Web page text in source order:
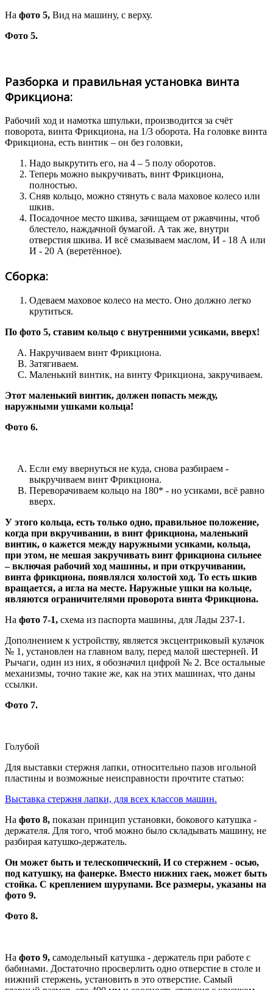
На фото 5, Вид на машину, с верху.
Фото 5.
Разборка и правильная установка винта
Фрикциона:
Рабочий ход и намотка шпульки, производится за счёт
поворота, винта Фрикциона, на 1/3 оборота. На головке винта
Фрикциона, есть винтик – он без головки,
Надо выкрутить его, на 4 – 5 полу оборотов.
Теперь можно выкручивать, винт Фрикциона,
полностью.
Сняв кольцо, можно стянуть с вала маховое колесо или
шкив.
Посадочное место шкива, зачищаем от ржавчины, чтоб
блестело, наждачной бумагой. А так же, внутри
отверстия шкива. И всё смазываем маслом, И - 18 А или
И - 20 А (веретённое).
Сборка:
Одеваем маховое колесо на место. Оно должно легко
крутиться.
По фото 5, ставим кольцо с внутренними усиками, вверх!
Накручиваем винт Фрикциона.
Затягиваем.
Маленький винтик, на винту Фрикциона, закручиваем.
Этот маленький винтик, должен попасть между,
наружными ушками кольца!
Фото 6.
Если ему ввернуться не куда, снова разбираем -
выкручиваем винт Фрикциона.
Переворачиваем кольцо на 180* - но усиками, всё равно
вверх.
У этого кольца, есть только одно, правильное положение,
когда при вкручивании, в винт фрикциона, маленький
винтик, о кажется между наружными усиками, кольца,
при этом, не мешая закручивать винт фрикциона сильнее
– включая рабочий ход машины, и при откручивании,
винта фрикциона, появлялся холостой ход. То есть шкив
вращается, а игла на месте. Наружные ушки на кольце,
являются ограничителями проворота винта Фрикциона.
На фото 7-1, схема из паспорта машины, для Лады 237-1.
Дополнением к устройству, является эксцентриковый кулачок
№ 1, установлен на главном валу, перед малой шестерней. И
Рычаги, один из них, я обозначил цифрой № 2. Все остальные
механизмы, точно такие же, как на этих машинах, что даны
ссылки.
Фото 7.
Голубой
Для выставки стержня лапки, относительно пазов игольной
пластины и возможные неисправности прочтите статью:
Выставка стержня лапки, для всех классов машин.
На фото 8, показан принцип установки, бокового катушка -
держателя. Для того, чтоб можно было складывать машину, не
разбирая катушко-держатель.
Он может быть и телескопический, И со стержнем - осью,
под катушку, на фанерке. Вместо нижних гаек, может быть
стойка. С креплением шурупами. Все размеры, указаны на
фото 9.
Фото 8.
На фото 9, самодельный катушка - держатель при работе с
бабинами. Достаточно просверлить одно отверстие в столе и
нижний стержень, установить в это отверстие. Самый